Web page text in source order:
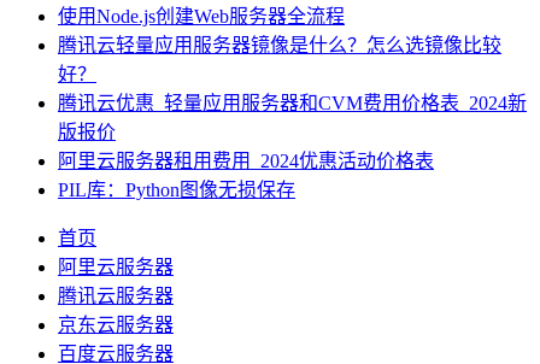
使用Node.js创建Web服务器全流程
腾讯云轻量应用服务器镜像是什么？怎么选镜像比较
好？
腾讯云优惠_轻量应用服务器和CVM费用价格表_2024新
版报价
阿里云服务器租用费用_2024优惠活动价格表
PIL库：Python图像无损保存
首页
阿里云服务器
腾讯云服务器
京东云服务器
百度云服务器